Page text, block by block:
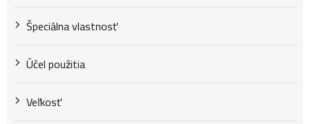
o
v
Špeciálna vlastnosť
Účel použitia
Veľkosť